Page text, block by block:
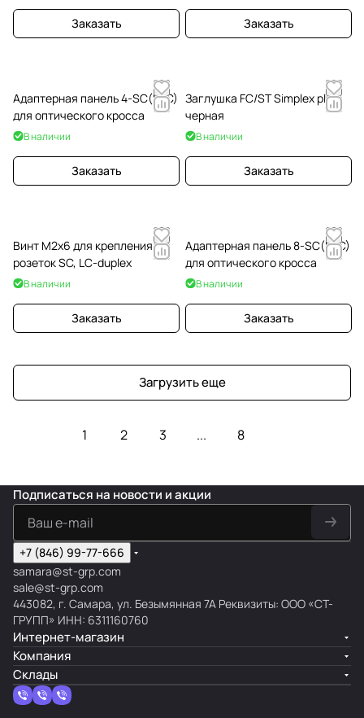
Заказать Заказать
Адаптерная панель 4-SC(DLC)
для оптического кросса
В наличии
Заказать
Заглушка FC/ST Simplex plug,
черная
В наличии
Заказать
Винт М2х6 для крепления
розеток SC, LC-duplex
В наличии
Заказать
Адаптерная панель 8-SC(DLC)
для оптического кросса
В наличии
Заказать
Загрузить еще
1 2 3 ... 8
Подписаться на новости и акции
+7 (846) 99-77-666
samara@st-grp.com
sale@st-grp.com
443082, г. Самара, ул. Безымянная 7А Реквизиты: ООО «СТ-
ГРУПП» ИНН: 6311160760
Интернет-магазин
Компания
Склады